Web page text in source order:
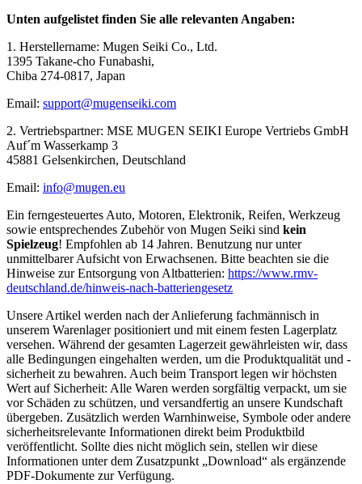
Unten aufgelistet finden Sie alle relevanten Angaben:
1. Herstellername: Mugen Seiki Co., Ltd.
1395 Takane-cho Funabashi,
Chiba 274-0817, Japan
Email: support@mugenseiki.com
2. Vertriebspartner: MSE MUGEN SEIKI Europe Vertriebs GmbH
Auf´m Wasserkamp 3
45881 Gelsenkirchen, Deutschland
Email: info@mugen.eu
Ein ferngesteuertes Auto, Motoren, Elektronik, Reifen, Werkzeug
sowie entsprechendes Zubehör von Mugen Seiki sind kein
Spielzeug! Empfohlen ab 14 Jahren. Benutzung nur unter
unmittelbarer Aufsicht von Erwachsenen. Bitte beachten sie die
Hinweise zur Entsorgung von Altbatterien: https://www.rmv-
deutschland.de/hinweis-nach-batteriengesetz
Unsere Artikel werden nach der Anlieferung fachmännisch in
unserem Warenlager positioniert und mit einem festen Lagerplatz
versehen. Während der gesamten Lagerzeit gewährleisten wir, dass
alle Bedingungen eingehalten werden, um die Produktqualität und -
sicherheit zu bewahren. Auch beim Transport legen wir höchsten
Wert auf Sicherheit: Alle Waren werden sorgfältig verpackt, um sie
vor Schäden zu schützen, und versandfertig an unsere Kundschaft
übergeben. Zusätzlich werden Warnhinweise, Symbole oder andere
sicherheitsrelevante Informationen direkt beim Produktbild
veröffentlicht. Sollte dies nicht möglich sein, stellen wir diese
Informationen unter dem Zusatzpunkt „Download“ als ergänzende
PDF-Dokumente zur Verfügung.